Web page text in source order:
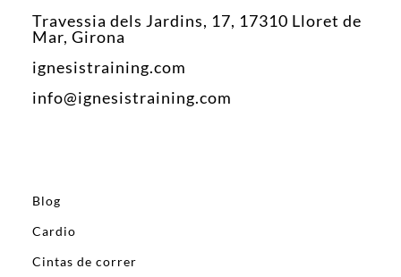
Travessia dels Jardins, 17, 17310 Lloret de
Mar, Girona
ignesistraining.com
info@ignesistraining.com
Blog
Cardio
Cintas de correr